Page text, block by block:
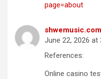
page=about
shwemusic.com
June 22, 2026 at
References:
Online casino